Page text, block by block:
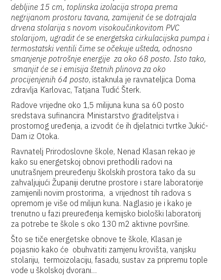
debljine 15 cm, toplinska izolacija stropa prema
negrijanom prostoru tavana, zamijenit će se dotrajala
drvena stolarija s novom visokoučinkovitom PVC
stolarijom, ugradit će se energetska cirkulacijska pumpa i
termostatski ventili čime se očekuje ušteda, odnosno
smanjenje potrošnje energije za oko 68 posto. Isto tako,
smanjit će se i emisija štetnih plinova za oko
procijenjenih 64 posto, istaknula je ravnateljica Doma
zdravlja Karlovac, Tatjana Tudić Šterk.
Radove vrijedne oko 1,5 milijuna kuna sa 60 posto
sredstava sufinancira Ministarstvo graditeljstva i
prostornog uređenja, a izvodit će ih djelatnici tvrtke Jukić-
Dam iz Otoka.
Ravnatelj Prirodoslovne škole, Nenad Klasan rekao je
kako su energetskoj obnovi prethodili radovi na
unutrašnjem preuređenju školskih prostora tako da su
zahvaljujući Županiji derutne prostore i stare laboratorije
zamijenili novim prostorima, a vrijednost tih radova s
opremom je više od milijun kuna. Naglasio je i kako je
trenutno u fazi preuređenja kemijsko biološki laboratorij
za potrebe te škole s oko 130 m2 aktivne površine.
Što se tiče energetske obnove te škole, Klasan je
pojasnio kako će obuhvatiti zamjenu krovišta, vanjsku
stolariju, termoizolaciju, fasadu, sustav za pripremu tople
vode u školskoj dvorani…